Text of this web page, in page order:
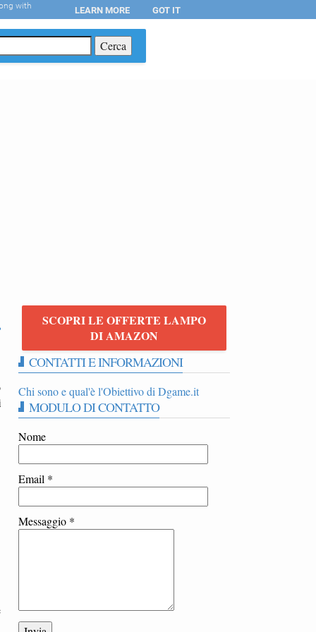
SCOPRI LE OFFERTE LAMPO
DI AMAZON
CONTATTI E INFORMAZIONI
Chi sono e qual'è l'Obiettivo di Dgame.it
MODULO DI CONTATTO
Nome
Email *
Messaggio *
with LEARN MORE GOT IT